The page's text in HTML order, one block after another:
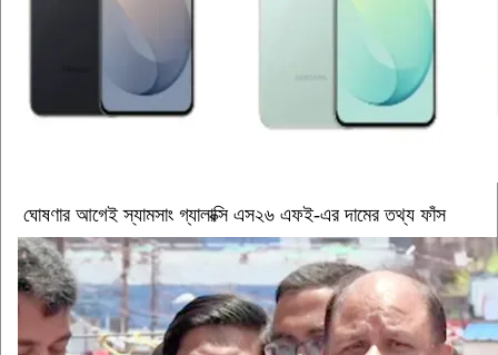
ঘোষণার আগেই স্যামসাং গ্যালাক্সি এস২৬ এফই-এর দামের তথ্য ফাঁস